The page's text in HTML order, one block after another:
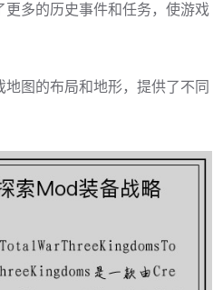
多的历史事件和任务，使游戏
图的布局和地形，提供了不同